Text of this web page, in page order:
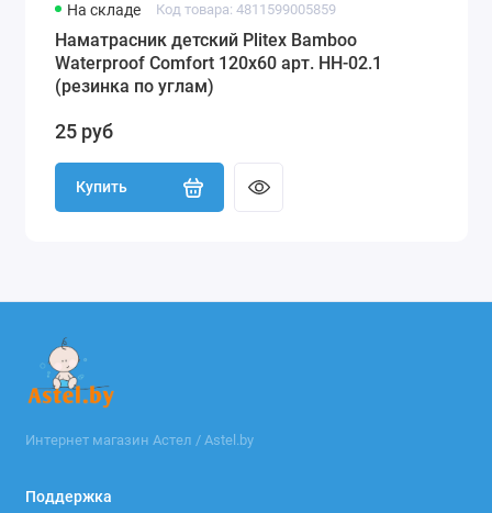
На складе Код товара: 4811599005859
Наматрасник детский Plitex Bamboo
Waterproof Comfort 120х60 арт. НН-02.1
(резинка по углам)
25 руб
Купить
Интернет магазин Астел / Astel.by
Поддержка